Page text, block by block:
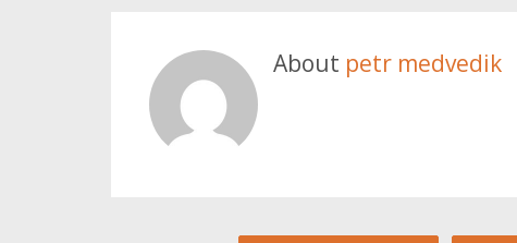
About petr medvedik